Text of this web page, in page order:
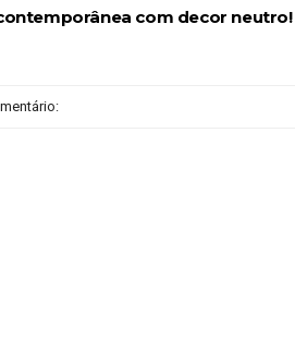
com decor neutro!